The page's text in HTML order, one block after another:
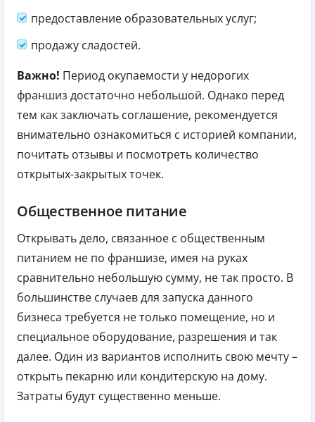
предоставление образовательных услуг;
продажу сладостей.
Важно! Период окупаемости у недорогих
франшиз достаточно небольшой. Однако перед
тем как заключать соглашение, рекомендуется
внимательно ознакомиться с историей компании,
почитать отзывы и посмотреть количество
открытых-закрытых точек.
Общественное питание
Открывать дело, связанное с общественным
питанием не по франшизе, имея на руках
сравнительно небольшую сумму, не так просто. В
большинстве случаев для запуска данного
бизнеса требуется не только помещение, но и
специальное оборудование, разрешения и так
далее. Один из вариантов исполнить свою мечту –
открыть пекарню или кондитерскую на дому.
Затраты будут существенно меньше.